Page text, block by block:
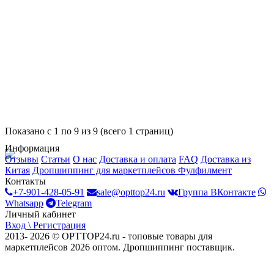
Показано с 1 по 9 из 9 (всего 1 страниц)
Информация
Отзывы Статьи О нас Доставка и оплата FAQ Доставка из
Китая Дропшиппинг для маркетплейсов Фулфилмент
Контакты
+7-901-428-05-91
sale@opttop24.ru
Группа ВКонтакте
Whatsapp
Telegram
Личный кабинет
Вход \ Регистрация
2013- 2026 © OPTTOP24.ru - топовые товары для
маркетплейсов 2026 оптом. Дропшиппинг поставщик.